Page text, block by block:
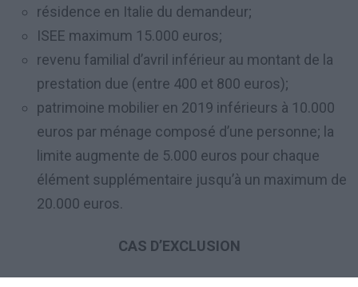
résidence en Italie du demandeur;
ISEE maximum 15.000 euros;
revenu familial d’avril inférieur au montant de la
prestation due (entre 400 et 800 euros);
patrimoine mobilier en 2019 inférieurs à 10.000
euros par ménage composé d’une personne; la
limite augmente de 5.000 euros pour chaque
élément supplémentaire jusqu’à un maximum de
20.000 euros.
CAS D’EXCLUSION